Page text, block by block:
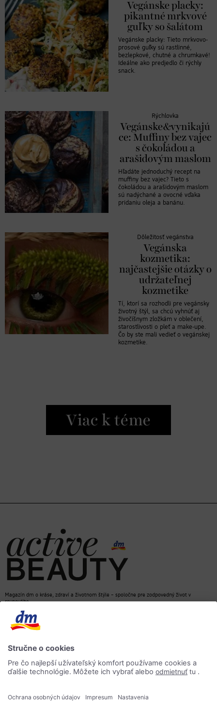
Vegánske placky:
pikantné mrkvové
guľky so šalátom
Vegánske placky: Tieto mrkvovo-
prosové guľky sú rastlinné,
bezlepkové, chutné a chrumkavé!
Ideálne ako predjedlo či rýchly
snack.
Rýchlovka
Vegánske&vynikajú
ce: Muffiny bez vajec
s čokoládou a
arašidovým maslom
Hľadáte jednoduchý recept na
muffiny bez vajec? Tieto s
čokoládou a arašidovým maslom
sú nadýchané a ovocné vďaka
pridaniu oleja a banánu.
Dôležitosť vegánstva
Vegánska
kozmetika:
najčastejšie otázky o
udržateľnej
kozmetike
Tí, ktorí sa rozhodli pre vegánsky
životný štýl, sa chcú vyhnúť aj
živočíšnym zložkám v oblečení,
starostlivosti o pleť a make-upe.
Čo by ste mali vedieť o vegánskej
kozmetike.
Viac k téme
Magazín dm o kráse, zdraví a životnom štýle – spoločne pre zodpovedný život v
rovnováhe